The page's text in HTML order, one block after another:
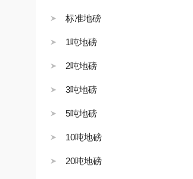
标准地磅
1吨地磅
2吨地磅
3吨地磅
5吨地磅
10吨地磅
20吨地磅